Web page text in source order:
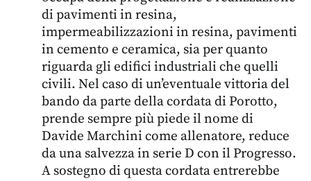
di pavimenti in resina,
impermeabilizzazioni in resina, pavimenti
in cemento e ceramica, sia per quanto
riguarda gli edifici industriali che quelli
civili. Nel caso di un’eventuale vittoria del
bando da parte della cordata di Porotto,
prende sempre più piede il nome di
Davide Marchini come allenatore, reduce
da una salvezza in serie D con il Progresso.
A sostegno di questa cordata entrerebbe